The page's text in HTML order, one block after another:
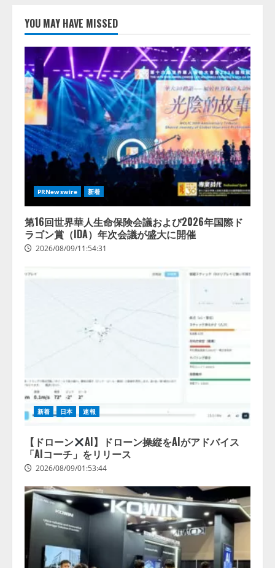
ォーム「TAIZA」および新サービ
スに関する記者発表会を開催
2026/08/07/17:53:45
3
lmessage、MCP接続機能を強化
し、AIから設定操作できる機能を
拡充
2026/08/07/13:53:50
【2026年企業のAI導入・活用に関
する調査】AIを組織として導入で
きている企業は26.8％。AI導入企
業の68.0％が、自社でのAI導入・
活用は「上手くいっている」と回
答
2026/08/07/13:53:50
YOU MAY HAVE MISSED
PRNewswire 新着
第16回世界華人生命保険会議および2026年国際ド
ラゴン賞（IDA）年次会議が盛大に開催
2026/08/09/11:54:31
新着 日本 速報
【ドローン
AI】ドローン操縦をAIがアドバイス
「AIコーチ」をリリース
2026/08/09/01:53:44